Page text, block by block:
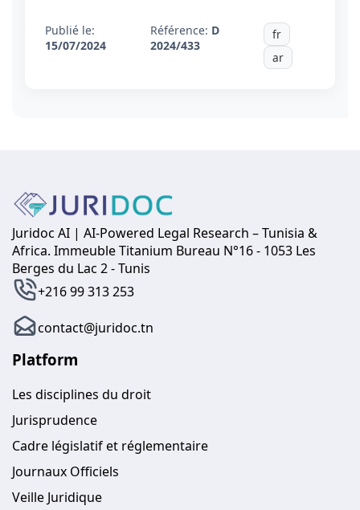
Publié le:
15/07/2024
Référence: D
2024/433
fr
ar
Juridoc AI | AI-Powered Legal Research – Tunisia &
Africa. Immeuble Titanium Bureau N°16 - 1053 Les
Berges du Lac 2 - Tunis
+216 99 313 253
contact@juridoc.tn
Platform
Les disciplines du droit
Jurisprudence
Cadre législatif et réglementaire
Journaux Officiels
Veille Juridique